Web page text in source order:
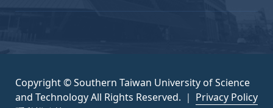
Copyright © Southern Taiwan University of Science
and Technology All Rights Reserved. ｜ Privacy Policy